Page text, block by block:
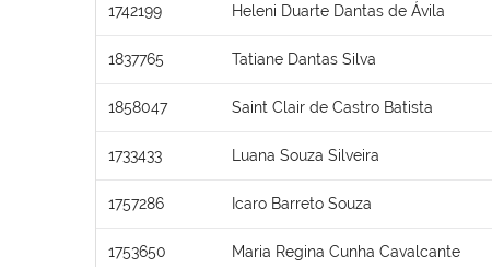
1742199 Heleni Duarte Dantas de Ávila
1837765 Tatiane Dantas Silva
1858047 Saint Clair de Castro Batista
1733433 Luana Souza Silveira
1757286 Icaro Barreto Souza
1753650 Maria Regina Cunha Cavalcante